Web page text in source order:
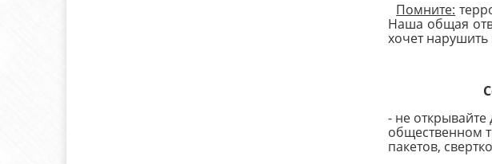
Помните:
Наша общая
хочет
- не
общественном
пакетов,